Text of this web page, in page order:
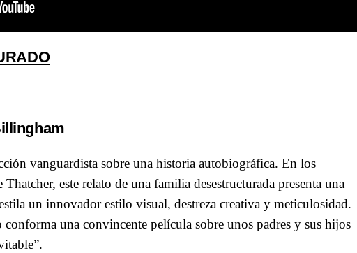
vanguardista sobre una historia autobiográfica. En los
este relato de una familia desestructurada presenta una
un innovador estilo visual, destreza creativa y meticulosidad.
una convincente película sobre unos padres y sus hijos